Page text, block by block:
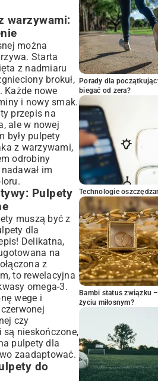
warzywami:
można
Starta
z nadmiaru
brokuł,
Każde nowe
i nowy smak.
przepis na
ale w nowej
były pulpety
z warzywami,
odrobiny
im
Pulpety
muszą być z
dla
Delikatna,
na
z
to rewelacyjna
omega-3.
wege i
czy
nieskończone,
pulpety dla
zaadaptować.
do
Porady dla
biegać od zera?
Technologie
Bambi status związku
życiu miłosnym?